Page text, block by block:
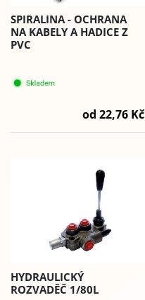
SPIRALINA - OCHRANA
NA KABELY A HADICE Z
PVC
od 22,76 Kč
HYDRAULICKÝ
ROZVADĚČ 1/80L